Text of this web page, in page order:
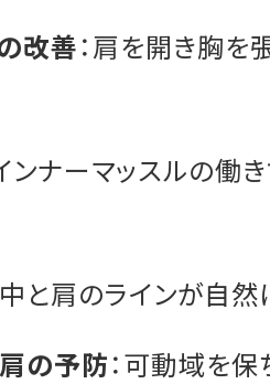
改善：肩を開き胸を
ンナーマッスルの働
中と肩のラインが自然
の予防：可動域を保